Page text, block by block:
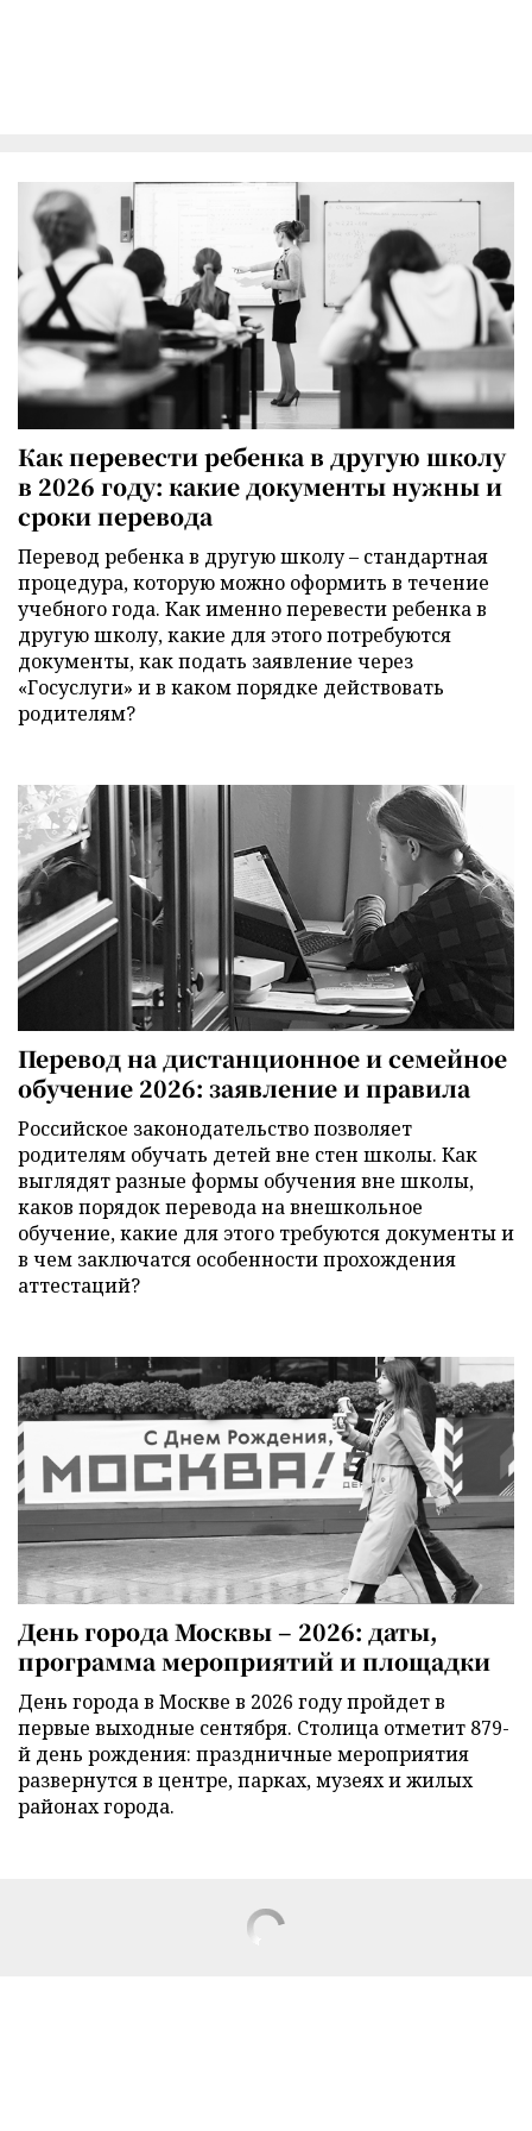
Как перевести ребенка в другую школу
в 2026 году: какие документы нужны и
сроки перевода
Перевод ребенка в другую школу – стандартная
процедура, которую можно оформить в течение
учебного года. Как именно перевести ребенка в
другую школу, какие для этого потребуются
документы, как подать заявление через
«Госуслуги» и в каком порядке действовать
родителям?
Перевод на дистанционное и семейное
обучение 2026: заявление и правила
Российское законодательство позволяет
родителям обучать детей вне стен школы. Как
выглядят разные формы обучения вне школы,
каков порядок перевода на внешкольное
обучение, какие для этого требуются документы и
в чем заключатся особенности прохождения
аттестаций?
День города Москвы – 2026: даты,
программа мероприятий и площадки
День города в Москве в 2026 году пройдет в
первые выходные сентября. Столица отметит 879-
й день рождения: праздничные мероприятия
развернутся в центре, парках, музеях и жилых
районах города.